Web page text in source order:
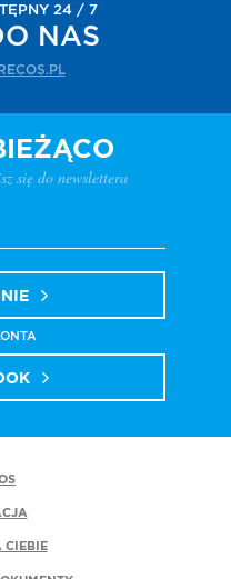
24 / 7
NAS
się do newslettera
CIEBIE